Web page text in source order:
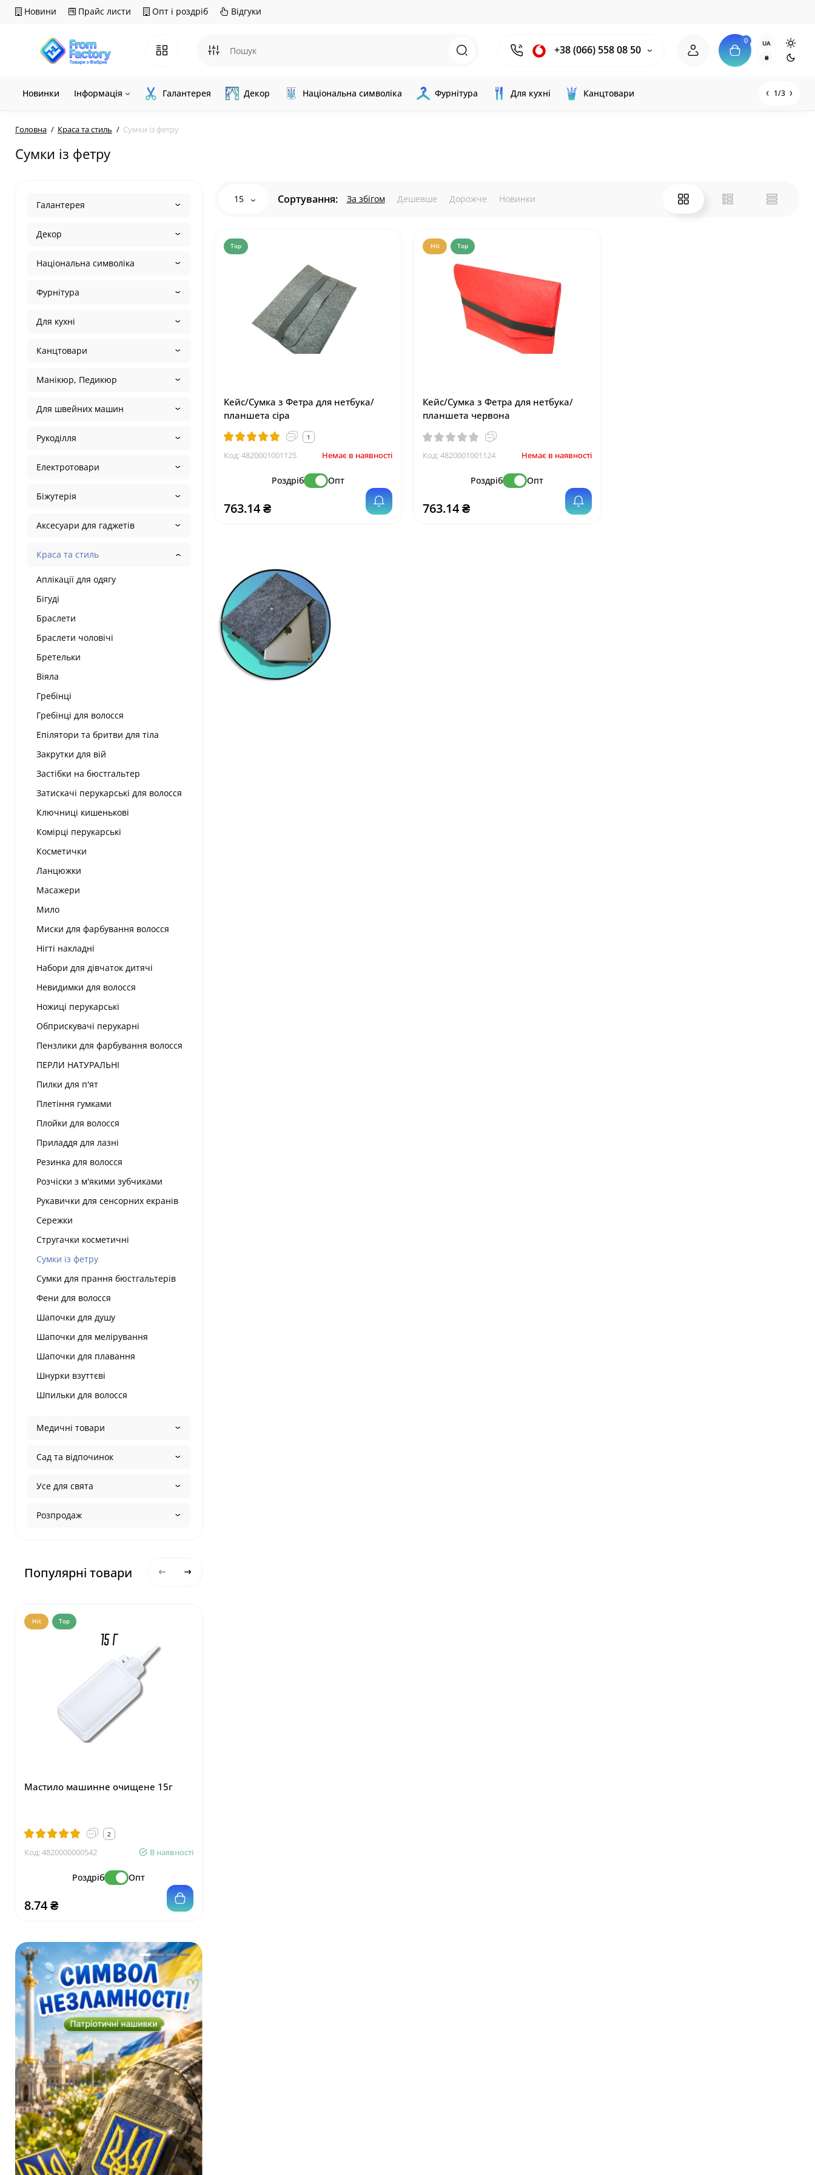
Новини Прайс листи Опт і роздріб Відгуки
+38 (066) 558 08 50
0
UA
₴
Новинки Інформація Галантерея Декор Національна символіка Фурнітура Для кухні Канцтовари 1/3
Головна Краса та стиль Сумки із фетру
Сумки із фетру
Галантерея
Декор
Національна символіка
Фурнітура
Для кухні
Канцтовари
Манікюр, Педикюр
Для швейних машин
Рукоділля
Електротовари
Біжутерія
Аксесуари для гаджетів
Краса та стиль
Аплікації для одягу
Бігуді
Браслети
Браслети чоловічі
Бретельки
Віяла
Гребінці
Гребінці для волосся
Епілятори та бритви для тіла
Закрутки для вій
Застібки на бюстгальтер
Затискачі перукарські для волосся
Ключниці кишенькові
Комірці перукарські
Косметички
Ланцюжки
Масажери
Мило
Миски для фарбування волосся
Нігті накладні
Набори для дівчаток дитячі
Невидимки для волосся
Ножиці перукарські
Обприскувачі перукарні
Пензлики для фарбування волосся
ПЕРЛИ НАТУРАЛЬНІ
Пилки для п'ят
Плетіння гумками
Плойки для волосся
Приладдя для лазні
Резинка для волосся
Розчіски з м'якими зубчиками
Рукавички для сенсорних екранів
Сережки
Стругачки косметичні
Сумки із фетру
Сумки для прання бюстгальтерів
Фени для волосся
Шапочки для душу
Шапочки для мелірування
Шапочки для плавання
Шнурки взуттєві
Шпильки для волосся
Медичні товари
Сад та відпочинок
Усе для свята
Розпродаж
Популярні товари
Hit Top
Мастило машинне очищене 15г
2
Код:4820000000542 В наявності
Роздріб Опт
8.74 ₴
15 Сортування: За збігом Дешевше Дорожче Новинки
Top
Кейс/Сумка з Фетра для нетбука/
планшета сіра
1
Код:4820001001125 Немає в наявності
Роздріб Опт
763.14 ₴
Hit Top
Кейс/Сумка з Фетра для нетбука/
планшета червона
Код:4820001001124 Немає в наявності
Роздріб Опт
763.14 ₴